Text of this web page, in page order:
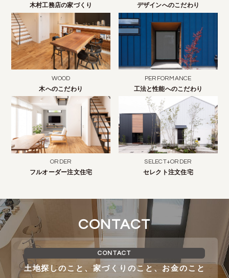
木村工務店の家づくり
デザインへのこだわり
WOOD
木へのこだわり
PERFORMANCE
工法と性能へのこだわり
ORDER
フルオーダー注文住宅
SELECT+ORDER
セレクト注文住宅
CONTACT
CONTACT
土地探しのこと、家づくりのこと、お金のこと